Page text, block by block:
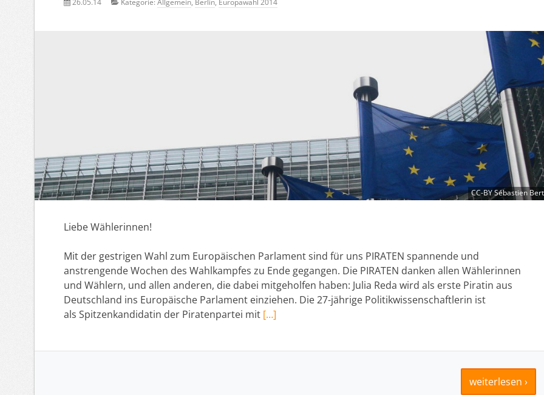
26.05.14 Kategorie: Allgemein, Berlin, Europawahl 2014
CC-BY Sébastien
Liebe Wählerinnen!
Mit der gestrigen Wahl zum Europäischen Parlament sind für uns PIRATEN spannende und
anstrengende Wochen des Wahlkampfes zu Ende gegangen. Die PIRATEN danken allen Wählerinnen
und Wählern, und allen anderen, die dabei mitgeholfen haben: Julia Reda wird als erste Piratin aus
Deutschland ins Europäische Parlament einziehen. Die 27-jährige Politikwissenschaftlerin ist
als Spitzenkandidatin der Piratenpartei mit […]
weiterlesen ›